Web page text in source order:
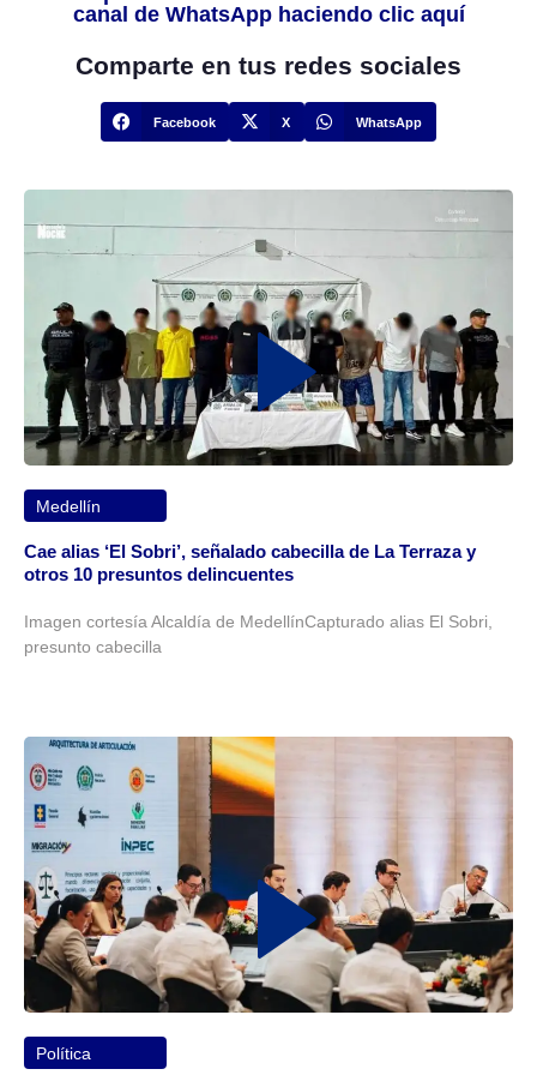
canal de WhatsApp haciendo clic aquí
Comparte en tus redes sociales
Facebook X WhatsApp
Medellín
Cae alias ‘El Sobri’, señalado cabecilla de La Terraza y
otros 10 presuntos delincuentes
Imagen cortesía Alcaldía de MedellínCapturado alias El Sobri,
presunto cabecilla
Política